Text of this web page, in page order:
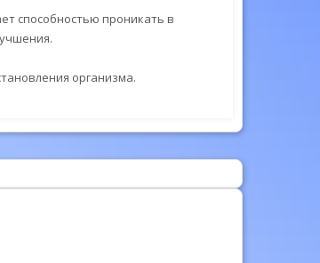
способностью проникать в
организма.